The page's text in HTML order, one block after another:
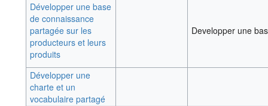
Développer une base
de connaissance
partagée sur les
producteurs et leurs
produits
Developper une
Développer une
charte et un
vocabulaire partagé